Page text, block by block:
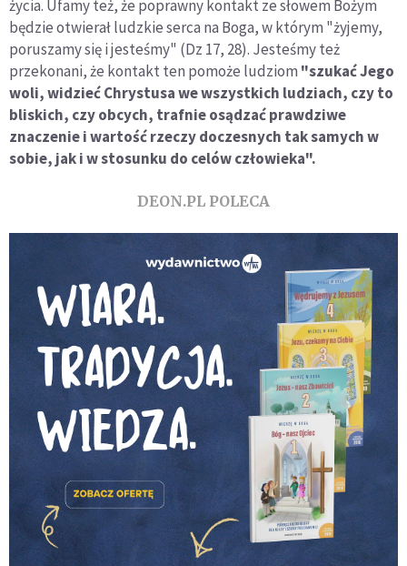
życia. Ufamy też, że poprawny kontakt ze słowem Bożym
będzie otwierał ludzkie serca na Boga, w którym "żyjemy,
poruszamy się i jesteśmy" (Dz 17, 28). Jesteśmy też
przekonani, że kontakt ten pomoże ludziom "szukać Jego
woli, widzieć Chrystusa we wszystkich ludziach, czy to
bliskich, czy obcych, trafnie osądzać prawdziwe
znaczenie i wartość rzeczy doczesnych tak samych w
sobie, jak i w stosunku do celów człowieka".
DEON.PL POLECA